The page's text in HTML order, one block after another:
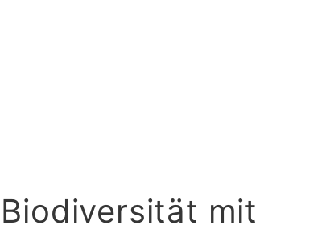
Biodiversität mit